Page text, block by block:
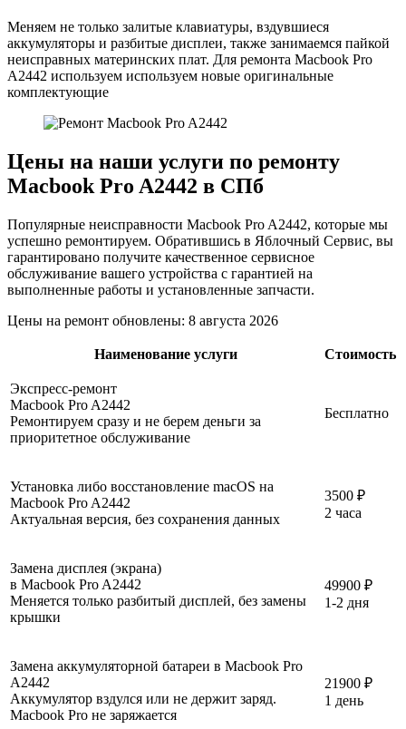
Меняем не только залитые клавиатуры, вздувшиеся
аккумуляторы и разбитые дисплеи, также занимаемся пайкой
неисправных материнских плат. Для ремонта Macbook Pro
A2442 используем используем новые оригинальные
комплектующие
Цены на наши услуги по ремонту
Macbook Pro A2442 в СПб
Популярные неисправности Macbook Pro A2442, которые мы
успешно ремонтируем. Обратившись в Яблочный Сервис, вы
гарантировано получите качественное сервисное
обслуживание вашего устройства c гарантией на
выполненные работы и установленные запчасти.
Цены на ремонт обновлены: 8 августа 2026
Наименование услуги Стоимость
Экспресс-ремонт
Macbook Pro A2442
Ремонтируем сразу и не берем деньги за
приоритетное обслуживание
Бесплатно
Установка либо восстановление macOS на
Macbook Pro A2442
Актуальная версия, без сохранения данных
3500 ₽
2 часа
Замена дисплея (экрана)
в Macbook Pro A2442
Меняется только разбитый дисплей, без замены
крышки
49900 ₽
1-2 дня
Замена аккумуляторной батареи в Macbook Pro
A2442
Аккумулятор вздулся или не держит заряд.
Macbook Pro не заряжается
21900 ₽
1 день